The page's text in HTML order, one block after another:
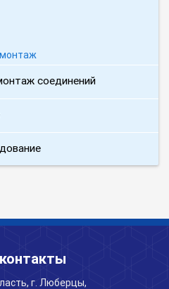
соединений
контакты
г. Люберцы,